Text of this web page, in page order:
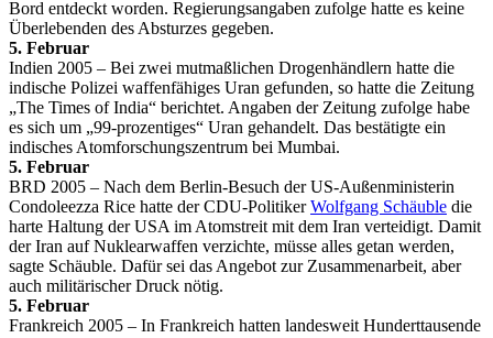
Bord entdeckt worden. Regierungsangaben zufolge hatte es keine
Überlebenden des Absturzes gegeben.
5. Februar
Indien 2005 – Bei zwei mutmaßlichen Drogenhändlern hatte die
indische Polizei waffenfähiges Uran gefunden, so hatte die Zeitung
„The Times of India“ berichtet. Angaben der Zeitung zufolge habe
es sich um „99-prozentiges“ Uran gehandelt. Das bestätigte ein
indisches Atomforschungszentrum bei Mumbai.
5. Februar
BRD 2005 – Nach dem Berlin-Besuch der US-Außenministerin
Condoleezza Rice hatte der CDU-PolitikerWolfgang Schäuble die
harte Haltung der USA im Atomstreit mit dem Iran verteidigt. Damit
der Iran auf Nuklearwaffen verzichte, müsse alles getan werden,
sagte Schäuble. Dafür sei das Angebot zur Zusammenarbeit, aber
auch militärischer Druck nötig.
5. Februar
Frankreich 2005 – In Frankreich hatten landesweit Hunderttausende